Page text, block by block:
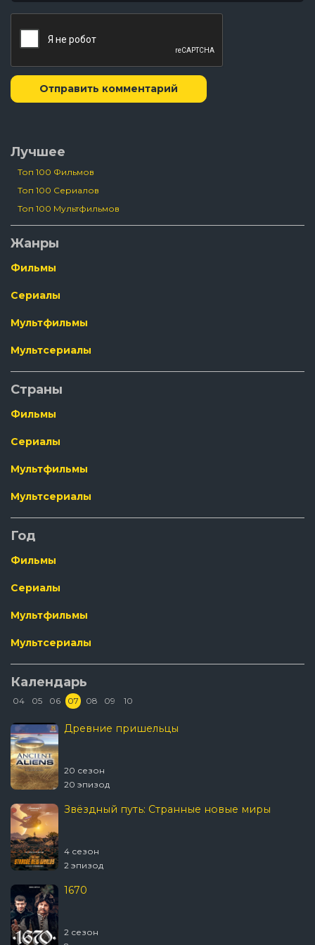
Отправить комментарий
Лучшее
Топ 100 Фильмов
Топ 100 Сериалов
Топ 100 Мультфильмов
Жанры
Фильмы
Сериалы
Мультфильмы
Мультсериалы
Страны
Фильмы
Сериалы
Мультфильмы
Мультсериалы
Год
Фильмы
Сериалы
Мультфильмы
Мультсериалы
Календарь
04 05 06 07 08 09 10
Древние пришельцы
20 сезон
20 эпизод
Звёздный путь: Странные новые миры
4 сезон
2 эпизод
1670
2 сезон